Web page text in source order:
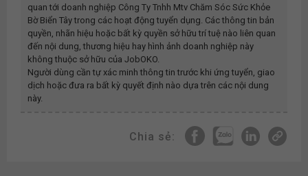
quan tới doanh nghiệp Công Ty Tnhh Mtv Chăm Sóc Sức Khỏe
Bờ Biển Tâytrong các hoạt động tuyển dụng. Các thông tin bản
quyền, nhãn hiệu hoặc bất kỳ quyền sở hữu trí tuệ nào liên quan
đến nội dung, thương hiệu hay hình ảnh doanh nghiệp này
không thuộc sở hữu của JobOKO.
Người dùng cần tự xác minh thông tin trước khi ứng tuyển, giao
dịch hoặc đưa ra bất kỳ quyết định nào dựa trên các nội dung
này.
Chia sẻ: